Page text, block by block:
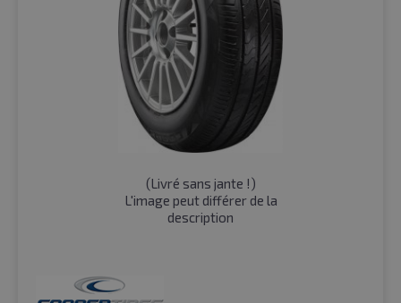
(Livré sans jante !)
L'image peut différer de la
description